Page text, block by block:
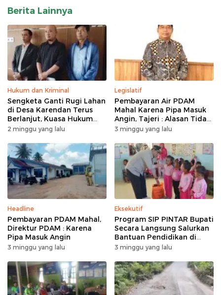
Berita Lainnya
Hukum dan Kriminal
Sengketa Ganti Rugi Lahan
di Desa Karendan Terus
Berlanjut, Kuasa Hukum
Ajukan Kasasi
2 minggu yang lalu
Legislatif
Pembayaran Air PDAM
Mahal Karena Pipa Masuk
Angin, Tajeri : Alasan Tidak
Masuk Akal
3 minggu yang lalu
Headline
Pembayaran PDAM Mahal,
Direktur PDAM : Karena
Pipa Masuk Angin
3 minggu yang lalu
Eksekutif
Program SIP PINTAR Bupati
Secara Langsung Salurkan
Bantuan Pendidikan di
Desa Mampuak ll
3 minggu yang lalu